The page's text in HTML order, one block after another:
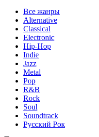
Все жанры
Alternative
Classical
Electronic
Hip-Hop
Indie
Jazz
Metal
Pop
R&B
Rock
Soul
Soundtrack
Русский Рок